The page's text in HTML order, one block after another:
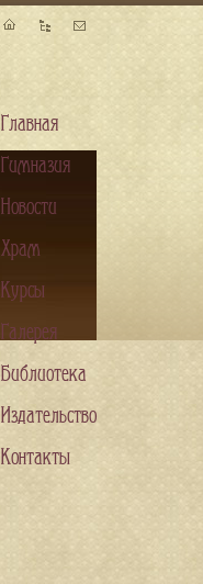
Главная
Гимназия
Новости
Храм
Курсы
Галерея
Библиотека
Издательство
Контакты